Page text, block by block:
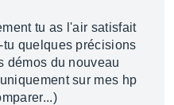
tu as l'air satisfait
quelques précisions
démos du nouveau
sur mes hp